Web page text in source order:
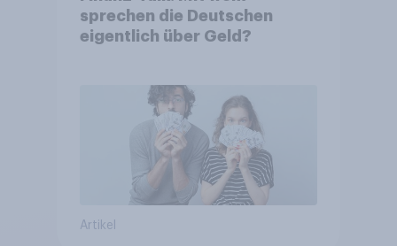
sprechen die Deutschen
eigentlich über Geld?
Artikel